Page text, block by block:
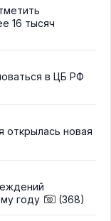
16 тысяч
в ЦБ РФ
открылась новая
году
(368)